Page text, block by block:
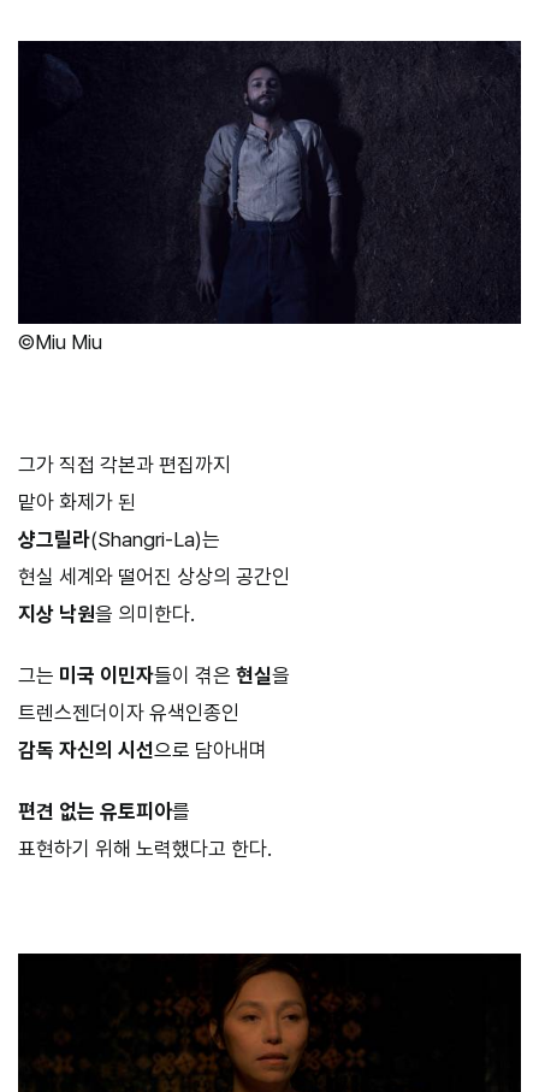
©Miu Miu
그가 직접 각본과 편집까지
맡아 화제가 된
샹그릴라(Shangri-La)는
현실 세계와 떨어진 상상의 공간인
지상 낙원을 의미한다.
그는 미국 이민자들이 겪은 현실을
트렌스젠더이자 유색인종인
감독 자신의 시선으로 담아내며
편견 없는 유토피아를
표현하기 위해 노력했다고 한다.